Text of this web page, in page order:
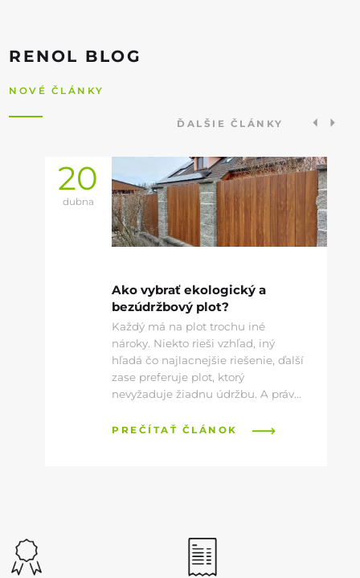
RENOL BLOG
NOVÉ ČLÁNKY
ĎALŠIE ČLÁNKY
20
dubna
Ako vybrať ekologický a
bezúdržbový plot?
Každý má na plot trochu iné
nároky. Niekto rieši vzhľad, iný
hľadá čo najlacnejšie riešenie, ďalší
zase preferuje plot, ktorý
nevyžaduje žiadnu údržbu. A práve
tiež zameriame.
PREČÍTAŤ ČLÁNOK